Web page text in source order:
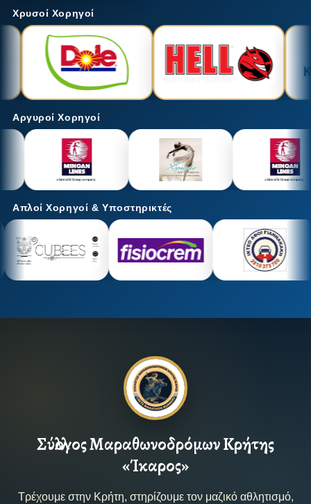
Χρυσοί Χορηγοί
Αργυροί Χορηγοί
Απλοί Χορηγοί & Υποστηρικτές
Σύλλογος Μαραθωνοδρόμων Κρήτης
«Ίκαρος»
Τρέχουμε στην Κρήτη, στηρίζουμε τον μαζικό αθλητισμό,